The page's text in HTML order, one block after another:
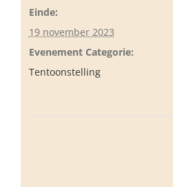
Einde:
19 november 2023
Evenement Categorie:
Tentoonstelling